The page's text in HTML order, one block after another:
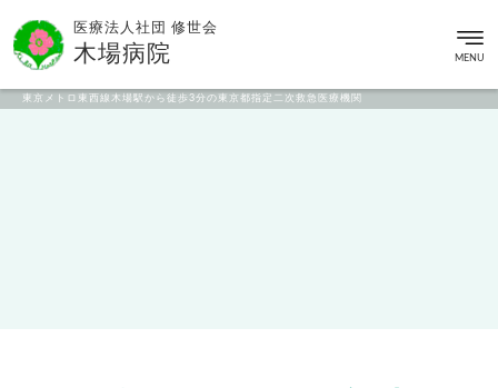
東京メトロ東西線木場駅から徒歩3分の東京都指定二次救急医療機関
医療法人社団 修世会
木場病院 MENU